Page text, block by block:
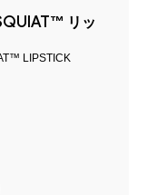
リッ
LIPSTICK